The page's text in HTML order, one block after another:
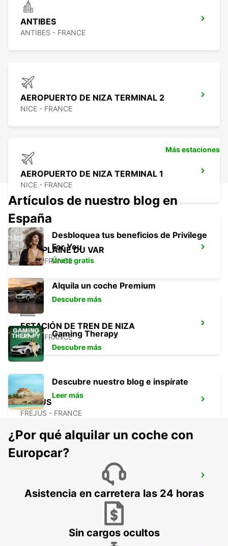
ANTIBES
ANTIBES - FRANCE
AEROPUERTO DE NIZA TERMINAL 2
NICE - FRANCE
AEROPUERTO DE NIZA TERMINAL 1
NICE - FRANCE
NIZA PLAINE DU VAR
NICE - FRANCE
ESTACIÓN DE TREN DE NIZA
NICE - FRANCE
FREJUS
FREJUS - FRANCE
SAINTE MAXIME - FRANCE
Más estaciones
Artículos de nuestro blog en
España
Desbloquea tus beneficios de Privilege
For You
Únete gratis
Alquila un coche Premium
Descubre más
Gaming Therapy
Descubre más
Descubre nuestro blog e inspírate
Leer más
¿Por qué alquilar un coche con
Europcar?
Asistencia en carretera las 24 horas
Sin cargos ocultos